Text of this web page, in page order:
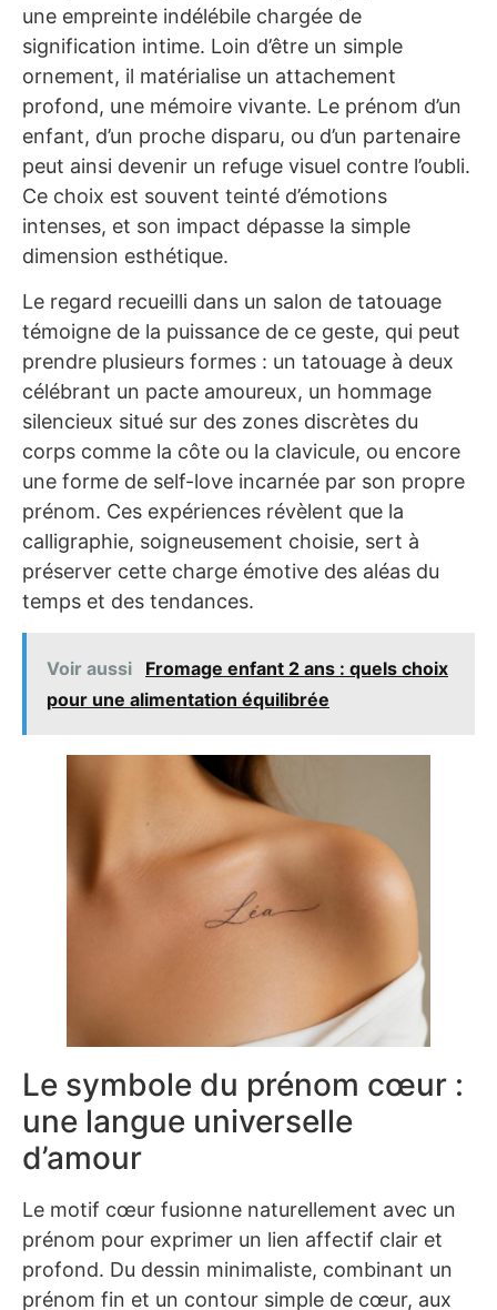
une empreinte indélébile chargée de
signification intime. Loin d’être un simple
ornement, il matérialise un attachement
profond, une mémoire vivante. Le prénom d’un
enfant, d’un proche disparu, ou d’un partenaire
peut ainsi devenir un refuge visuel contre l’oubli.
Ce choix est souvent teinté d’émotions
intenses, et son impact dépasse la simple
dimension esthétique.
Le regard recueilli dans un salon de tatouage
témoigne de la puissance de ce geste, qui peut
prendre plusieurs formes : un tatouage à deux
célébrant un pacte amoureux, un hommage
silencieux situé sur des zones discrètes du
corps comme la côte ou la clavicule, ou encore
une forme de self-love incarnée par son propre
prénom. Ces expériences révèlent que la
calligraphie, soigneusement choisie, sert à
préserver cette charge émotive des aléas du
temps et des tendances.
Voir aussi
Fromage enfant 2 ans : quels choix
pour une alimentation équilibrée
Le symbole du prénom cœur :
une langue universelle
d’amour
Le motif cœur fusionne naturellement avec un
prénom pour exprimer un lien affectif clair et
profond. Du dessin minimaliste, combinant un
prénom fin et un contour simple de cœur, aux